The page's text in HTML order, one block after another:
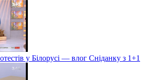
у Білорусі — влог Сніданку з 1+1